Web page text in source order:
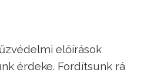
előírások
érdeke. Fordítsunk rá